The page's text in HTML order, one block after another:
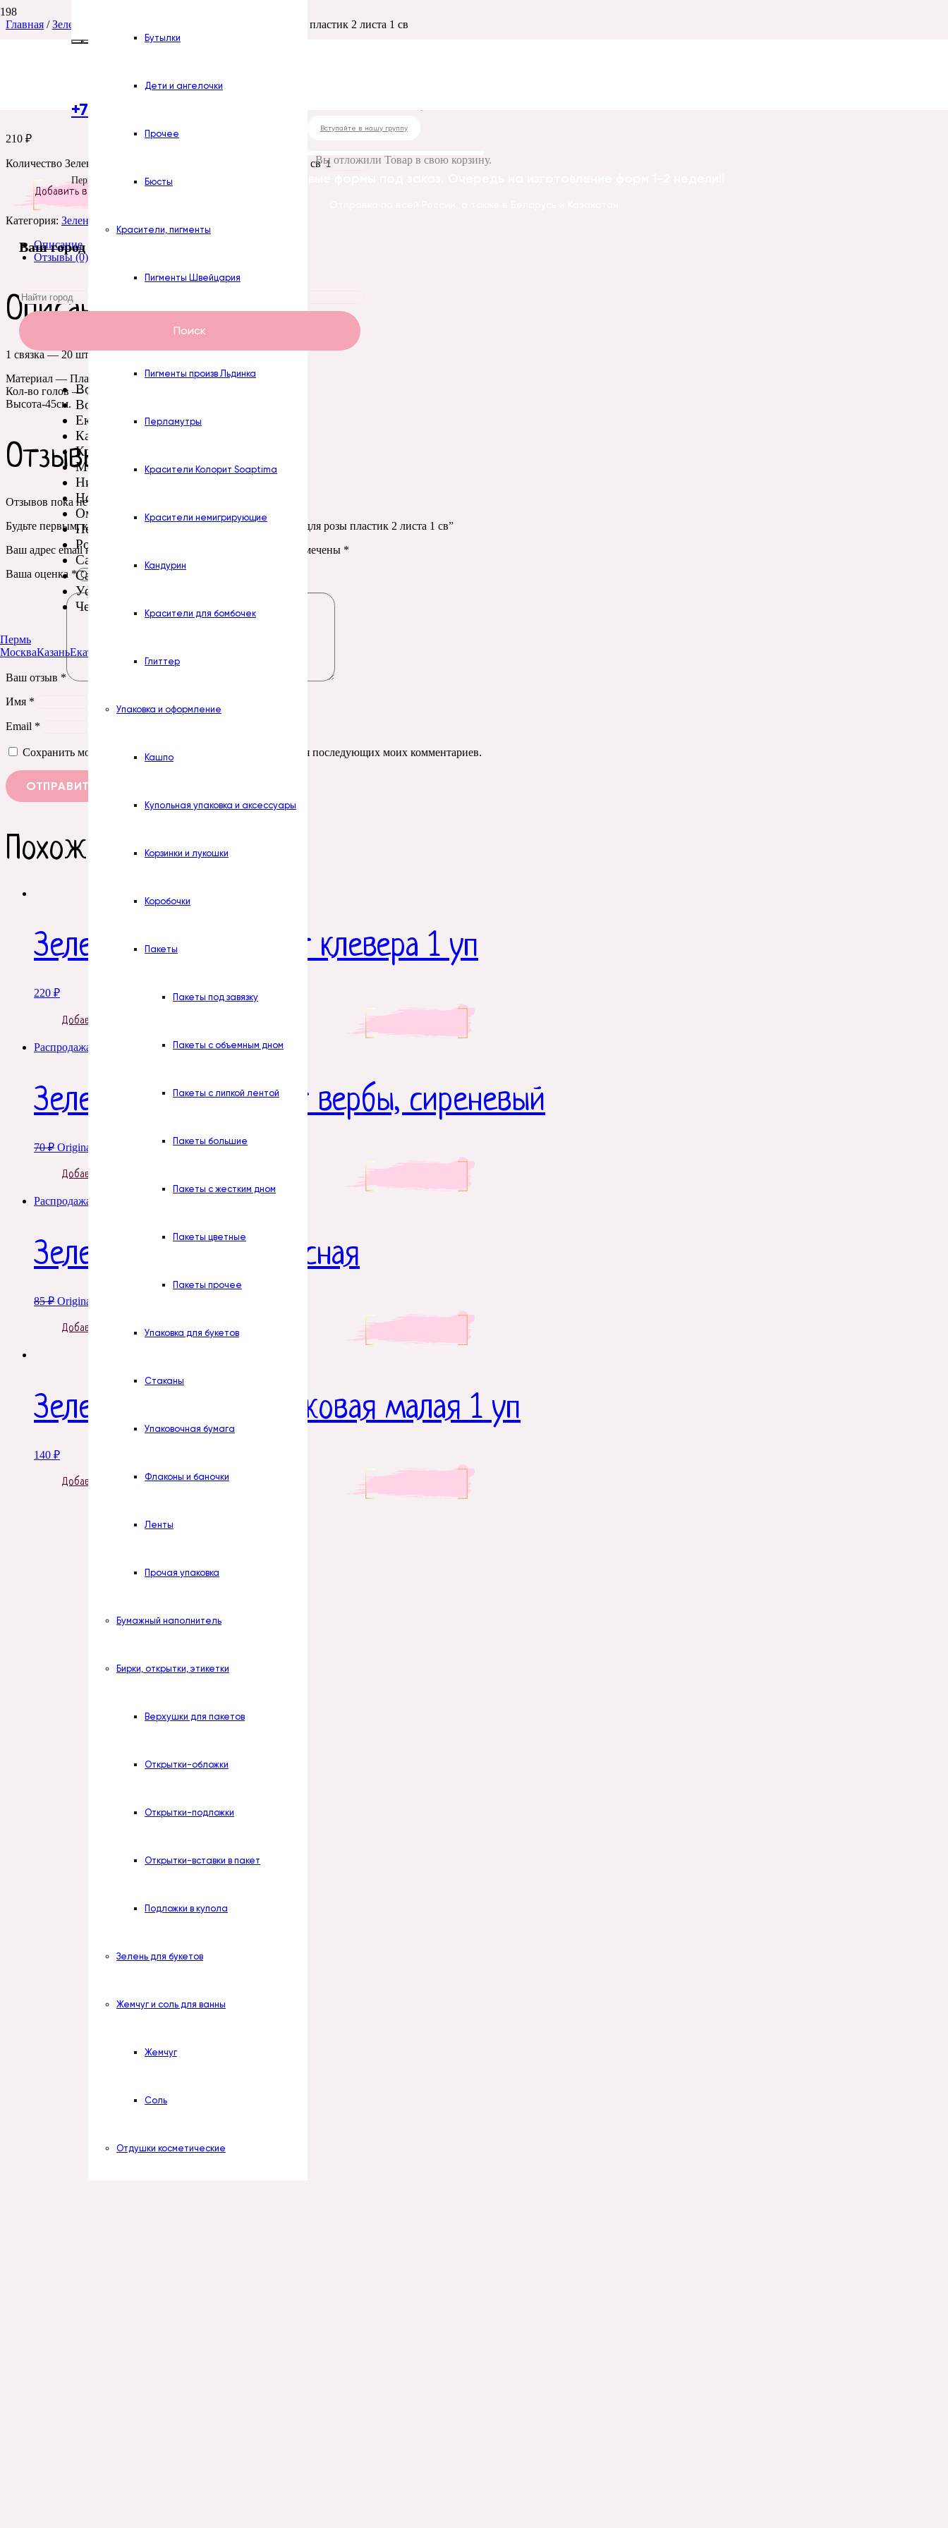
+7 (922) 300-51-06
Пермь
Бутылки
Дети и ангелочки
Прочее
Бюсты
Красители, пигменты
Пигменты Швейцария
Пасты Турция
Пигменты произв Льдинка
Перламутры
Красители Колорит Soaptima
Красители немигрирующие
Кандурин
Красители для бомбочек
Глиттер
Упаковка и оформление
Кашпо
Купольная упаковка и аксессуары
Корзинки и лукошки
Коробочки
Пакеты
Пакеты под завязку
Пакеты с объемным дном
Пакеты с липкой лентой
Пакеты большие
Пакеты с жестким дном
Пакеты цветные
Пакеты прочее
Упаковка для букетов
Стаканы
Упаковочная бумага
Флаконы и баночки
Ленты
Прочая упаковка
Бумажный наполнитель
Бирки, открытки, этикетки
Верхушки для пакетов
Открытки-обложки
Открытки-подложки
Открытки-вставки в пакет
Подложки в купола
Зелень для букетов
Жемчуг и соль для ванны
Жемчуг
Соль
Отдушки косметические
Вступайте в нашу группу
Вы отложилиТовар в свою корзину.
Ваш город
Поиск
Волгоград
Воронеж
Екатеринбург
Казань
Красноярск
Москва
Нижний Новгород
Новосибирск
Омск
Пермь
Ростов-на-Дону
Самара
Санкт-Петербург
Уфа
Челябинск
Пермь
МоскваКазаньЕкатеринбург
Главная /Зелень для букетов / Зелень. ВЕРН Стебель для розы пластик 2 листа 1 св
Зелень. ВЕРН Стебель для розы пластик 2 листа 1 св
210 ₽
Количество Зелень. ВЕРН Стебель для розы пластик 2 листа 1 св
Добавить в корзину
Категория: Зелень для букетов
Описание
Отзывы (0)
Описание
1 связка — 20 шт
Материал — Пластмасса
Кол-во голов — 1 шт.
Высота-45см.
Отзывы
Отзывов пока нет.
Будьте первым, кто оставил отзыв на “Зелень. ВЕРН Стебель для розы пластик 2 листа 1 св”
Ваш адрес email не будет опубликован.
Обязательные поля помечены *
Ваша оценка *
Ваш отзыв *
Имя *
Email *
Сохранить моё имя, email и адрес сайта в этом браузере для последующих моих комментариев.
Похожие товары
Зелень. Добавка Лист клевера 1 уп
220 ₽
Добавить в корзину
Распродажа!
Зелень. ЛЕЗ ОР Букет вербы, сиреневый
70₽ Original price was: 70 ₽. 52₽Current price is: 52 ₽.
Добавить в корзину
Распродажа!
Зелень. Морошка красная
85₽ Original price was: 85 ₽.
Добавить в корзину
Зелень. Осока пластиковая малая 1 уп
140 ₽
Добавить в корзину